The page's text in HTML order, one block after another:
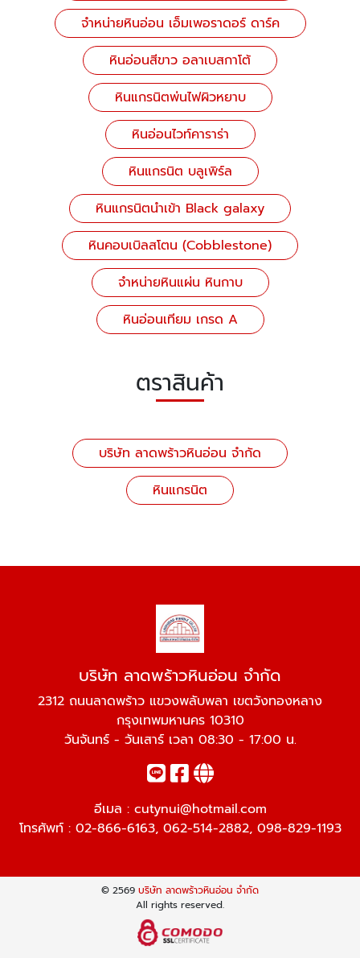
จำหน่ายหินอ่อน เอ็มเพอราดอร์ ดาร์ค
หินอ่อนสีขาว อลาเบสกาโต้
หินแกรนิตพ่นไฟผิวหยาบ
หินอ่อนไวท์คาราร่า
หินแกรนิต บลูเพิร์ล
หินแกรนิตนำเข้า Black galaxy
หินคอบเบิลสโตน (Cobblestone)
จำหน่ายหินแผ่น หินกาบ
หินอ่อนเทียม เกรด A
ตราสินค้า
บริษัท ลาดพร้าวหินอ่อน จำกัด
หินแกรนิต
บริษัท ลาดพร้าวหินอ่อน จำกัด
2312 ถนนลาดพร้าว แขวงพลับพลา เขตวังทองหลาง
กรุงเทพมหานคร 10310
วันจันทร์ - วันเสาร์ เวลา 08:30 - 17:00 น.
อีเมล : cutynui@hotmail.com
โทรศัพท์ : 02-866-6163, 062-514-2882, 098-829-1193
© 2569 บริษัท ลาดพร้าวหินอ่อน จำกัด
All rights reserved.